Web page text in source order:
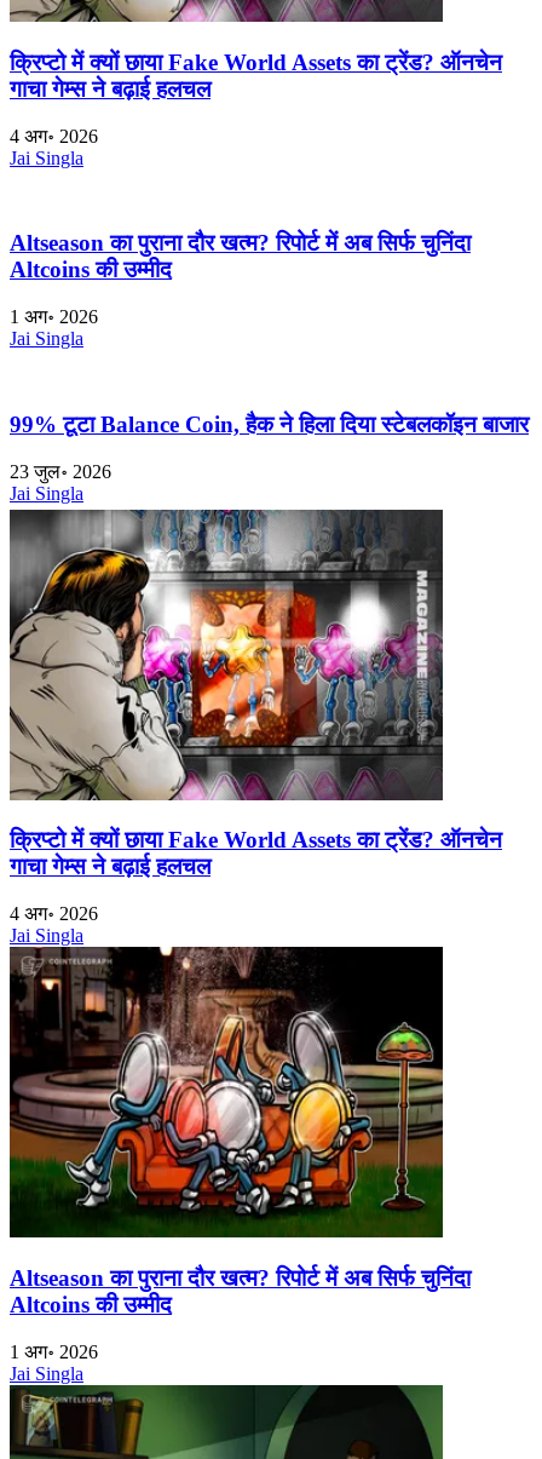
क्रिप्टो में क्यों छाया Fake World Assets का ट्रेंड? ऑनचेन
गाचा गेम्स ने बढ़ाई हलचल
4 अग॰ 2026
Jai Singla
Altseason का पुराना दौर खत्म? रिपोर्ट में अब सिर्फ चुनिंदा
Altcoins की उम्मीद
1 अग॰ 2026
Jai Singla
99% टूटा Balance Coin, हैक ने हिला दिया स्टेबलकॉइन बाजार
23 जुल॰ 2026
Jai Singla
क्रिप्टो में क्यों छाया Fake World Assets का ट्रेंड? ऑनचेन
गाचा गेम्स ने बढ़ाई हलचल
4 अग॰ 2026
Jai Singla
Altseason का पुराना दौर खत्म? रिपोर्ट में अब सिर्फ चुनिंदा
Altcoins की उम्मीद
1 अग॰ 2026
Jai Singla